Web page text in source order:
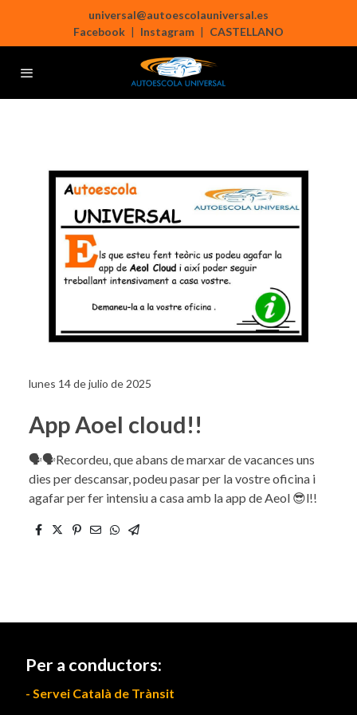
universal@autoescolauniversal.es
Facebook | Instagram | CASTELLANO
lunes 14 de julio de 2025
App Aoel cloud!!
🗣🗣Recordeu, que abans de marxar de vacances uns
dies per descansar, podeu pasar per la vostre oficina i
agafar per fer intensiu a casa amb la app de Aeol 😎l!!
Per a conductors:
- Servei Català de Trànsit